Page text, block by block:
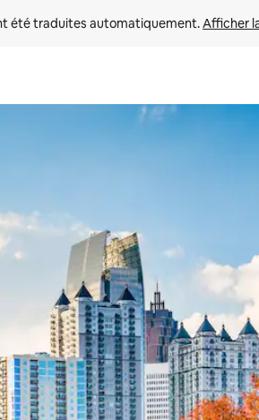
été traduites automatiquement. Afficher
le bas pour les parcourir ou en appuyant